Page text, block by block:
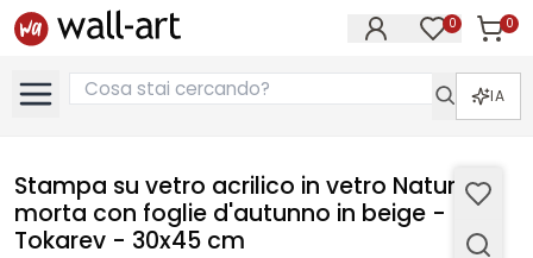
0 0
IA
Stampa su vetro acrilico in vetro Natura
morta con foglie d'autunno in beige -
Tokarev - 30x45 cm